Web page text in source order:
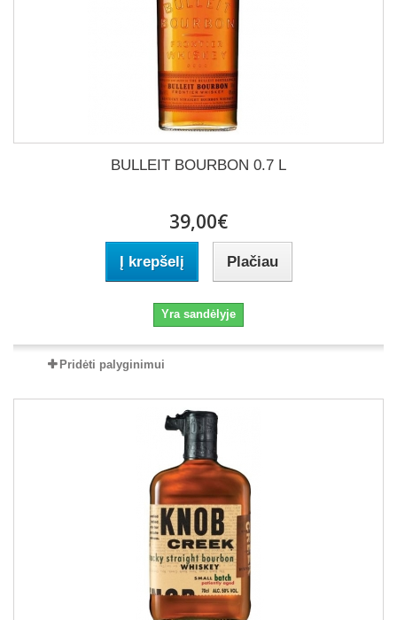
BULLEIT BOURBON 0.7 L
39,00€
Į krepšelį Plačiau
Yra sandėlyje
Pridėti palyginimui